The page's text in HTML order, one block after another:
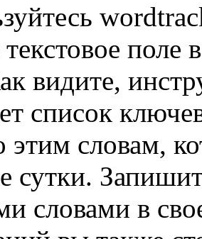
поле
видите,
список
этим словам,
сутки.
словами в